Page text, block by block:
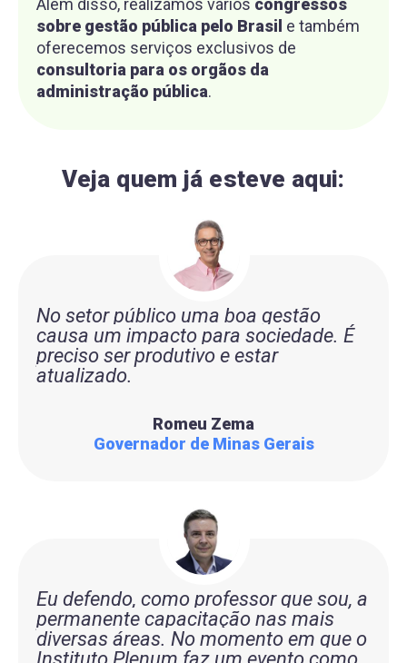
Além disso, realizamos vários congressos
sobre gestão pública pelo Brasil e também
oferecemos serviços exclusivos de
consultoria para os orgãos da
administração pública.
Veja quem já esteve aqui:
No setor público uma boa gestão
causa um impacto para sociedade. É
preciso ser produtivo e estar
atualizado.
Romeu Zema
Governador de Minas Gerais
Eu defendo, como professor que sou, a
permanente capacitação nas mais
diversas áreas. No momento em que o